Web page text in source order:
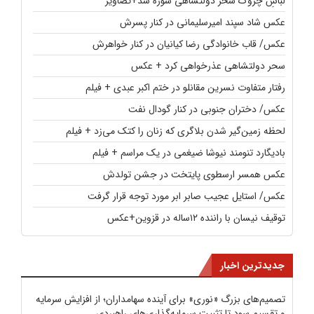
عکس شاد سپند امیرسلیمانی در کنار پسرش
عکس/ قاب خانوادگی رضا کیانیان در کنار خواهرش
سحر دولتشاهی عذرخواهی کرد + عکس
رفتار متفاوت نسرین مقانلو در ختم اکبر عبدی + فیلم
عکس/ دختران جنوبی در کنار گودال نفت
لحظه زمین‌گیر شدن بلاگری که زنان را کتک می‌زد + فیلم
بادیگارد تنومند نیوشا ضیغمی در یک مراسم + فیلم
عکس همسر ارسطوی پایتخت در جشن تولدش
عکس/ استایل عجیب صابر ابر مورد توجه قرار گرفت
توقیف نیسان با راننده ۱۲ساله در قزوین+عکس
جدیدترین اخبار
تصمیم‌های بزرگ «نوری» برای آینده سهامداران؛ از افزایش سرمایه